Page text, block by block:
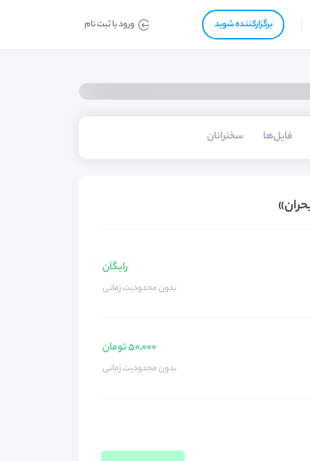
برگزار‌‌کننده شوید ورود یا ثبت نام
فایل‌ها سخنرانان
رایگان
بدون محدودیت زمانی
50,000 تومان
بدون محدودیت زمانی